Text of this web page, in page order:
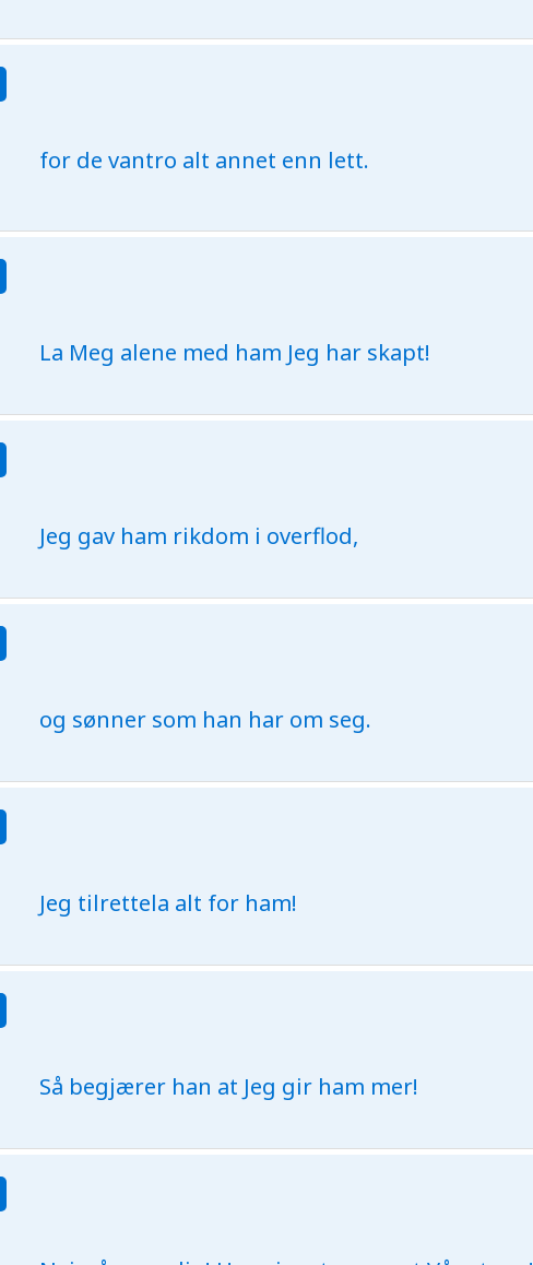
for de vantro alt annet enn lett.
La Meg alene med ham Jeg har skapt!
Jeg gav ham rikdom i overflod,
og sønner som han har om seg.
Jeg tilrettela alt for ham!
Så begjærer han at Jeg gir ham mer!